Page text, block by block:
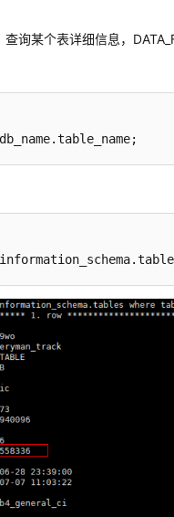
询某个表详细信息，
db_name.table_name;